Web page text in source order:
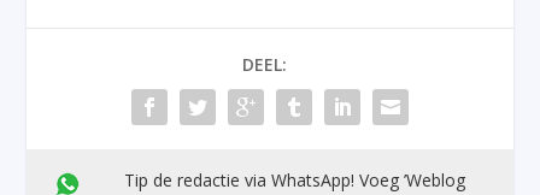
DEEL:
Tip de redactie via WhatsApp! Voeg ’Weblog